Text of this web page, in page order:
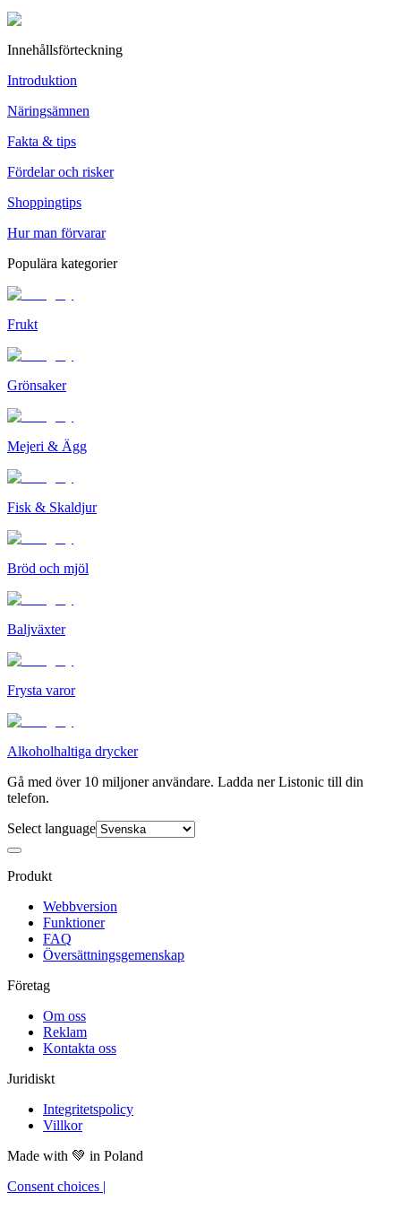
Innehållsförteckning
Introduktion
Näringsämnen
Fakta & tips
Fördelar och risker
Shoppingtips
Hur man förvarar
Populära kategorier
Frukt
Grönsaker
Mejeri & Ägg
Fisk & Skaldjur
Bröd och mjöl
Baljväxter
Frysta varor
Alkoholhaltiga drycker
Gå med över 10 miljoner användare. Ladda ner Listonic till din
telefon.
Select language
Produkt
Webbversion
Funktioner
FAQ
Översättningsgemenskap
Företag
Om oss
Reklam
Kontakta oss
Juridiskt
Integritetspolicy
Villkor
Made with 💚 in Poland
Consent choices |